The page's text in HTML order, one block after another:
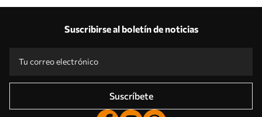
Suscribirse al boletín de noticias
Suscríbete